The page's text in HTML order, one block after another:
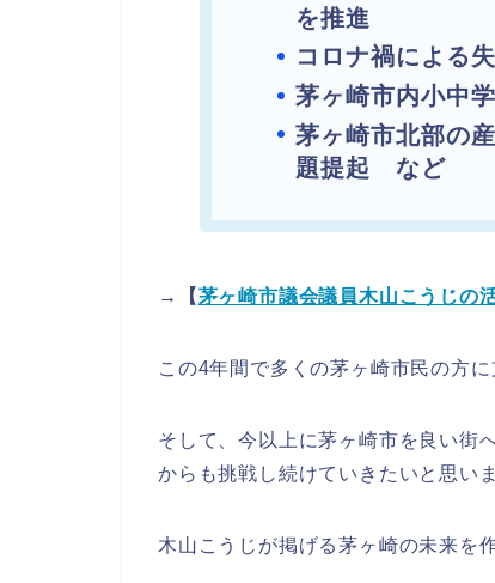
を推進
コロナ禍による
茅ヶ崎市内小中
茅ヶ崎市北部の
題提起 など
→【茅ヶ崎市議会議員木山こうじの
この4年間で多くの茅ヶ崎市民の方
そして、今以上に茅ヶ崎市を良い街
からも挑戦し続けていきたいと思いま
木山こうじが掲げる茅ヶ崎の未来を